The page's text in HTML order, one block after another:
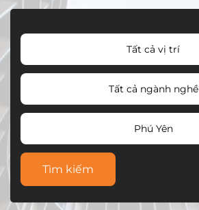
Tất cả vị trí
Tất cả ngành nghề
Phú Yên
Tìm kiếm